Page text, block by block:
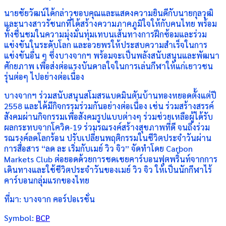
นายชัยวัฒน์ได้กล่าวขอบคุณและแสดงความยินดีกับนายกุลวุฒิ
และนางสาวรัชนกที่ได้สร้างความภาคภูมิใจให้กับคนไทย พร้อม
ทั้งชื่นชมในความมุ่งมั่นทุ่มเทบนเส้นทางการฝึกซ้อมและร่วม
แข่งขันในระดับโลก และอวยพรให้ประสบความสำเร็จในการ
แข่งขันอื่น ๆ ซึ่งบางจากฯ พร้อมจะเป็นพลังสนับสนุนและพัฒนา
ศักยภาพ เพื่อส่งต่อแรงบันดาลใจในการเล่นกีฬาให้แก่เยาวชน
รุ่นต่อๆ ไปอย่างต่อเนื่อง
บางจากฯ ร่วมสนับสนุนสโมสรแบดมินตันบ้านทองหยอดตั้งแต่ปี
2558 และได้มีกิจกรรมร่วมกันอย่างต่อเนื่อง เช่น ร่วมสร้างสรรค์
สังคมผ่านกิจกรรมเพื่อสังคมรูปแบบต่างๆ ร่วมช่วยเหลือผู้ได้รับ
ผลกระทบจากโควิด-19 ร่วมรณรงค์สร้างสุขภาพที่ดี จนถึงร่วม
รณรงค์ลดโลกร้อน ปรับเปลี่ยนพฤติกรรมในชีวิตประจำวันผ่าน
การสื่อสาร “ลด ละ เริ่มกับเมย์ วิว จิว” จัดทำโดย Carbon
Markets Club ต่อยอดด้วยการชดเชยคาร์บอนฟุตพริ้นท์จากการ
เดินทางและใช้ชีวิตประจำวันของเมย์ วิว จิว ให้เป็นนักกีฬาไร้
คาร์บอนกลุ่มแรกของไทย
ที่มา: บางจาก คอร์ปอเรชั่น
Symbol: BCP